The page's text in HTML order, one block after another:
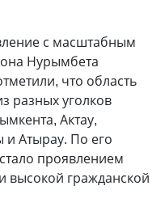
с масштабным
Нурымбета
что область
разных уголков
Актау,
и Атырау. По его
проявлением
высокой гражданской